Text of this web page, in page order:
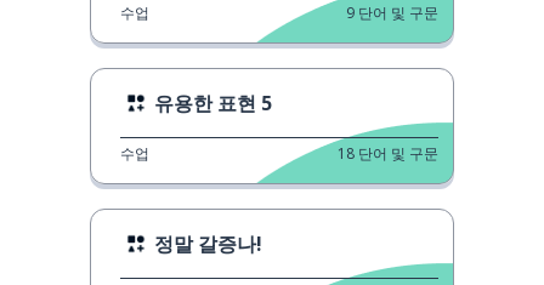
수업 9 단어 및 구문
유용한 표현 5
수업 18 단어 및 구문
정말 갈증나!